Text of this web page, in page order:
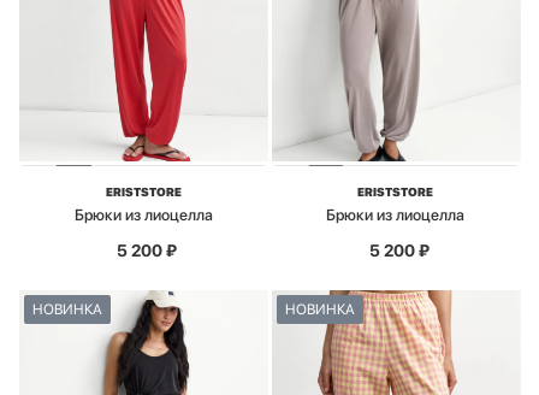
ERISTSTORE
Брюки из лиоцелла
5 200₽
ERISTSTORE
Брюки из лиоцелла
5 200₽
НОВИНКА НОВИНКА